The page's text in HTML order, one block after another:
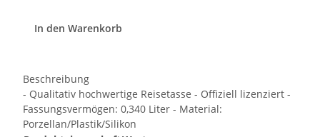
In den Warenkorb
Beschreibung
- Qualitativ hochwertige Reisetasse - Offiziell lizenziert -
Fassungsvermögen: 0,340 Liter - Material:
Porzellan/Plastik/Silikon